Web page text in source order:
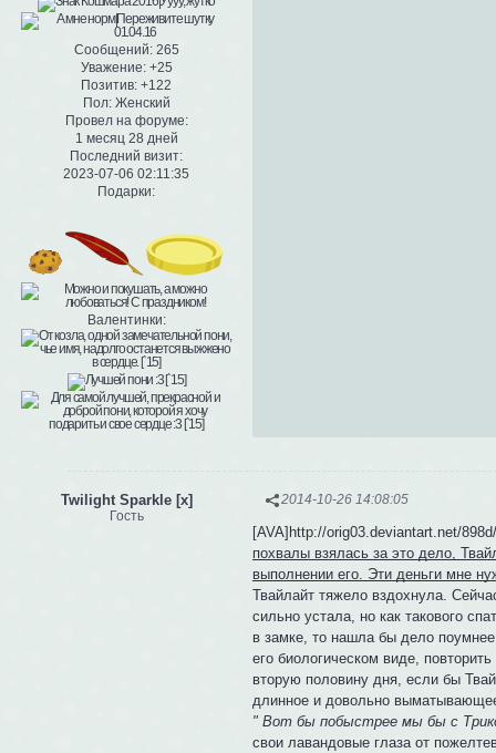
Сообщений:265
Уважение: +25
Позитив: +122
Пол:Женский
Провел на форуме:
1 месяц 28 дней
Последний визит:
2023-07-06 02:11:35
Подарки:
Валентинки:
2014-10-26 14:08:05
Twilight Sparkle [x]
Гость
[AVA]http://orig03.deviantart.net/
похвалы взялась за это дело,
выполнении его. Эти деньги мне
Твайлайт тяжело вздохнула.
сильно устала, но как такового
в замке, то нашла бы дело
его биологическом виде,
вторую половину дня, если бы
длинное и довольно
" Вот бы побыстрее мы бы с
свои лавандовые глаза от